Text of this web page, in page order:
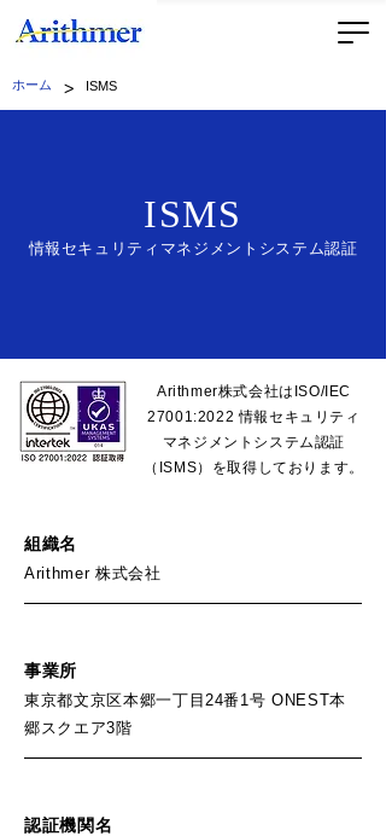
ホーム > ISMS
ISMS
情報セキュリティマネジメントシステム認証​
Arithmer株式会社はISO/IEC
27001:2022 情報セキュリティ
マネジメントシステム認証
（ISMS）を取得しております。
組織名
Arithmer 株式会社
事業所
東京都文京区本郷一丁目24番1号 ONEST本
郷スクエア3階
認証機関名